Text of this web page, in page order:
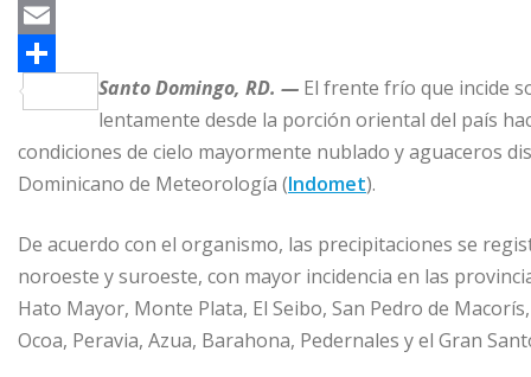
t
s
A
p
e
g
a
a
c
e
o
k
X
E
m
i
C
o
m
a
r
t
Santo Domingo, RD. — El frente frío que incide
lentamente desde la porción oriental del país
condiciones de cielo mayormente nublado y aguaceros
Dominicano de Meteorología (Indomet).
De acuerdo con el organismo, las precipitaciones se
noroeste y suroeste, con mayor incidencia en las
Hato Mayor, Monte Plata, El Seibo, San Pedro de
Ocoa, Peravia, Azua, Barahona, Pedernales y el Gran